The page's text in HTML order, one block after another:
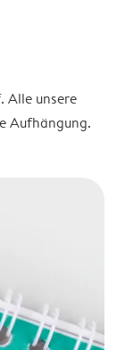
Alle unsere
Aufhängung.